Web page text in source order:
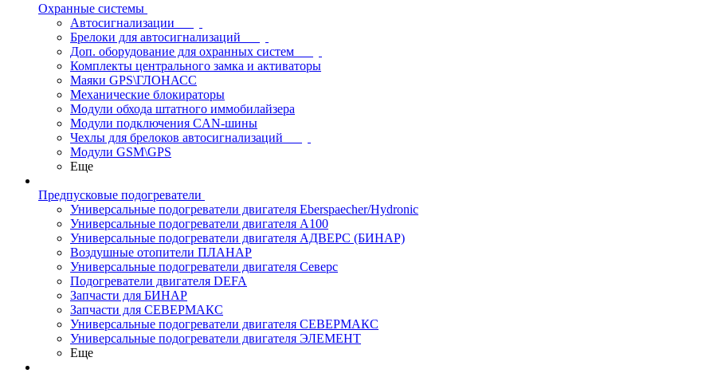
Охранные системы
Автосигнализации
Брелоки для автосигнализаций
Доп. оборудование для охранных систем
Комплекты центрального замка и активаторы
Маяки GPS\ГЛОНАСС
Механические блокираторы
Модули обхода штатного иммобилайзера
Модули подключения CAN-шины
Чехлы для брелоков автосигнализаций
Модули GSM\GPS
Еще
Предпусковые подогреватели
Универсальные подогреватели двигателя Eberspaecher/Hydronic
Универсальные подогреватели двигателя A100
Универсальные подогреватели двигателя АДВЕРС (БИНАР)
Воздушные отопители ПЛАНАР
Универсальные подогреватели двигателя Северс
Подогреватели двигателя DEFA
Запчасти для БИНАР
Запчасти для СЕВЕРМАКС
Универсальные подогреватели двигателя СЕВЕРМАКС
Универсальные подогреватели двигателя ЭЛЕМЕНТ
Еще